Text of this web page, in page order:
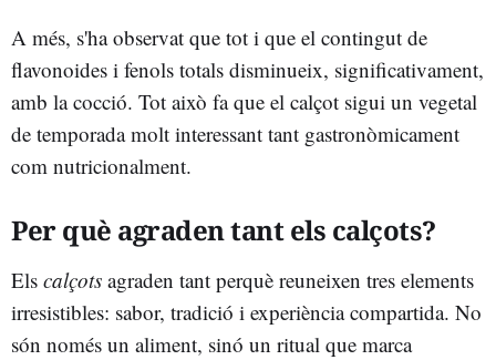
A més, s'ha observat que tot i que el contingut de
flavonoides i fenols totals disminueix, significativament,
amb la cocció. Tot això fa que el calçot sigui un vegetal
de temporada molt interessant tant gastronòmicament
com nutricionalment.
Per què agraden tant els calçots?
Els calçots agraden tant perquè reuneixen tres elements
irresistibles: sabor, tradició i experiència compartida. No
són només un aliment, sinó un ritual que marca